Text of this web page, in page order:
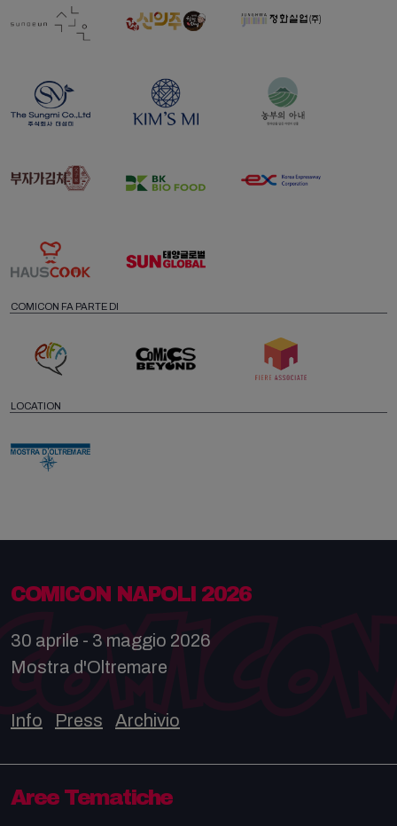
COMICON FA PARTE DI
LOCATION
COMICON NAPOLI 2026
30 aprile - 3 maggio 2026
Mostra d'Oltremare
Info Press Archivio
Aree Tematiche